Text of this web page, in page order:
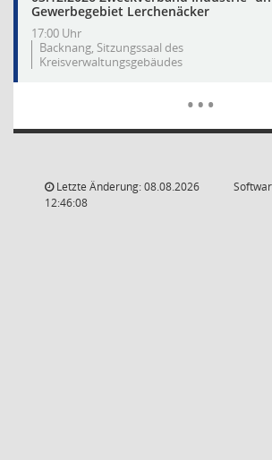
Gewerbegebiet Lerchenäcker
17:00 Uhr
Backnang, Sitzungssaal des
Kreisverwaltungsgebäudes
…
Letzte Änderung: 08.08.2026
12:46:08